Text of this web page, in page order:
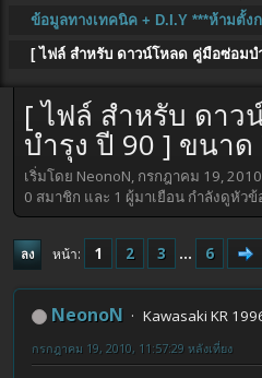
ข้อมูลทางเทคนิค + D.I.Y ***ห้ามตั้ง
[ ไฟล์ สำหรับ ดาวน์โหลด คู่มือซ่อมบ
[ ไฟล์ สำหรับ ดา
บำรุง ปี 90 ] ขนาด
เริ่มโดย NeonoN, กรกฎาคม 19,
0 สมาชิก และ 1 ผู้มาเยือน กำลังดูหัว
ลง หน้า 1 2 3 ... 6
NeonoN Kawasaki KR
กรกฎาคม 19, 2010, 11:57:29 หลังเที่ยง